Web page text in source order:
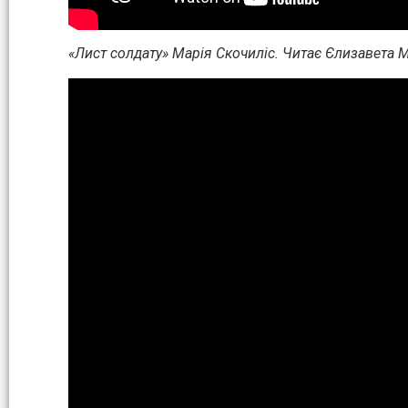
«Лист солдату» Марія Скочиліс. Читає Єлизавета